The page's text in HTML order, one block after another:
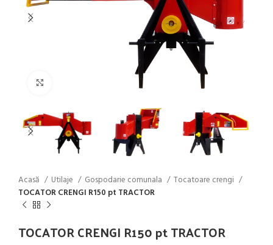
Acasă Utilaje Gospodarie comunala
Tocatoare crengi
TOCATOR CRENGI R150 pt TRACTOR
TOCATOR CRENGI R150 pt TRACTOR